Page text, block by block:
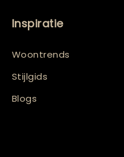
Inspiratie
Woontrends
Stijlgids
Blogs